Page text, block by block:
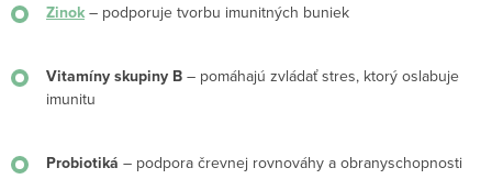
Zinok – podporuje tvorbu imunitných buniek
Vitamíny skupiny B – pomáhajú zvládať stres, ktorý oslabuje
imunitu
Probiotiká – podpora črevnej rovnováhy a obranyschopnosti